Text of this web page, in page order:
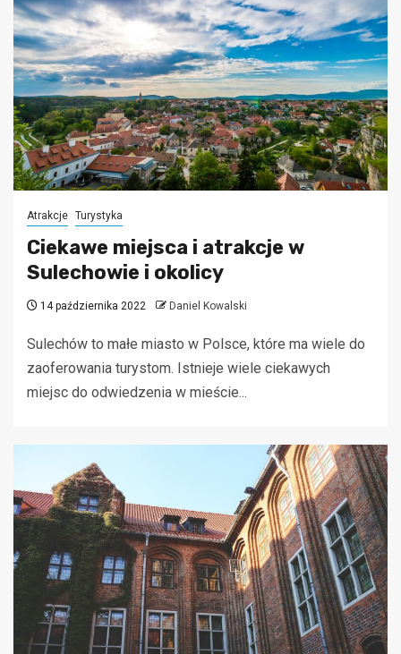
Atrakcje Turystyka
Ciekawe miejsca i atrakcje w
Sulechowie i okolicy
14 października 2022 Daniel Kowalski
Sulechów to małe miasto w Polsce, które ma wiele do
zaoferowania turystom. Istnieje wiele ciekawych
miejsc do odwiedzenia w mieście...